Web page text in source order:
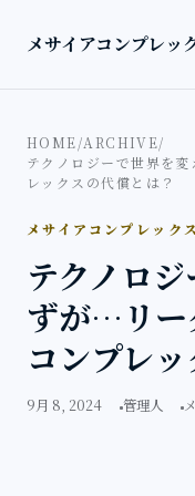
メサイアコンプレッ
HOME/ARCHIVE/
テクノロジーで世界を
レックスの代償とは？
メサイアコンプレック
テクノロ
ずが…リー
コンプレ
9月 8, 2024 管理人